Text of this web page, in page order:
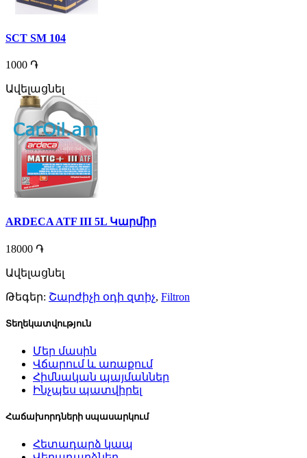
SCT SM 104
1000 ֏
Ավելացնել
ARDECA ATF III 5L Կարմիր
18000 ֏
Ավելացնել
Թեգեր: Շարժիչի օդի զտիչ, Filtron
Տեղեկատվություն
Մեր մասին
Վճարում և առաքում
Հիմնական պայմաններ
Ինչպես պատվիրել
Հաճախորդների սպասարկում
Հետադարձ կապ